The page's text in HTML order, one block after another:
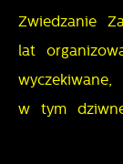
Zwiedzanie
lat
w tym
pośredników
wiadomości,